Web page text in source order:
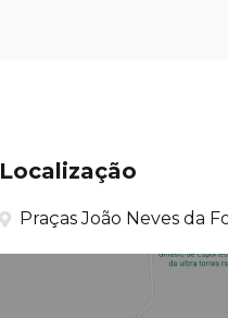
Localização
Praças João Neves da